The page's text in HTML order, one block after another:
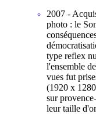
2007 -
photo : le
type reflex
l'ensemble
vues fut
(1920 x
sur
leur taille